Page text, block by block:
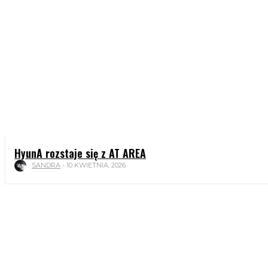
HyunA rozstaje się z AT AREA
SANDRA - 10 KWIETNIA, 2026